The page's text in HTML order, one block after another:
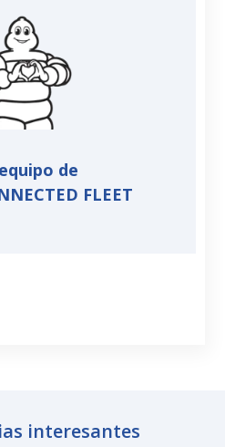
de
FLEET
interesantes